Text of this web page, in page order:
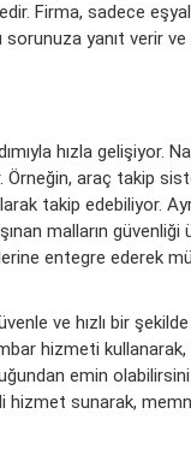
Firma, sadece
yanıt verir ve
hızla gelişiyor.
Örneğin, araç takip
takip edebiliyor.
malların güvenliği
entegre ederek
ve hızlı bir
hizmeti
emin
sunarak,